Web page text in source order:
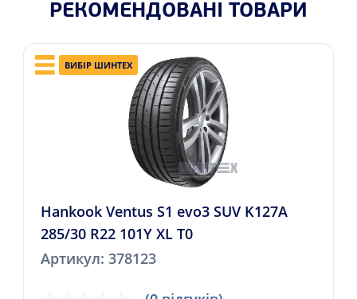
РЕКОМЕНДОВАНІ ТОВАРИ
ВИБІР ШИНТЕХ
Hankook Ventus S1 evo3 SUV K127A
285/30 R22 101Y XL Т0
Артикул: 378123